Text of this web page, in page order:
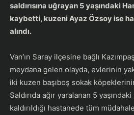
saldırısına uğrayan 5 yaşındaki
kaybetti, kuzeni Ayaz Özsoy ise
alındı.
Van’ın Saray ilçesine bağlı
meydana gelen olayda, evlerinin
iki kuzen başıboş sokak
Saldırıda ağır yaralanan 5
kaldırıldığı hastanede tüm